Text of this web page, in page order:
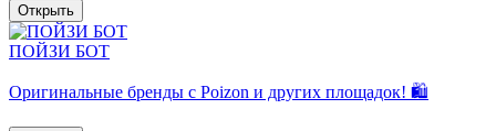
Открыть
ПОЙЗИ БОТ
Оригинальные бренды с Poizon и других площадок! 🛍️